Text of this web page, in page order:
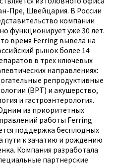
Пре, Швейцария. В России
компании
функционирует уже 30 лет.
время Ferring вывела на
рынок более 14
в трех ключевых
направлениях:
репродуктивные
(ВРТ) и акушерство,
и гастроэнтерология.
из приоритетных
работы Ferring
поддержка бесплодных
пути к зачатию и рождению
Компания разработала
партнерские